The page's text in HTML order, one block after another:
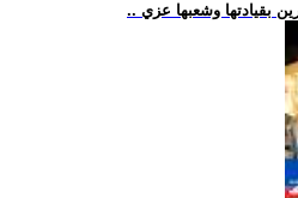
بقيادتها وشعبها عزي